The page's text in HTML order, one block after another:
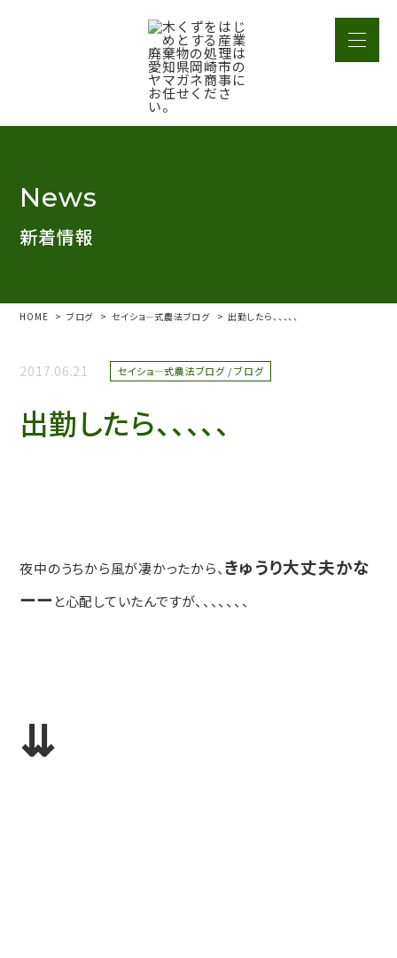
News
新着情報
HOME ブログ セイショ―式農法ブログ 出勤したら、、、、、
2017.06.21 セイショ―式農法ブログ / ブログ
出勤したら、、、、、
夜中のうちから風が凄かったから、 きゅうり大丈夫かな
ーー と心配していたんですが、、、、、、、
⇊